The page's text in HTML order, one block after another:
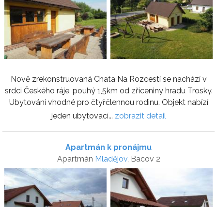
Nově zrekonstruovaná Chata Na Rozcestí se nachází v
srdci Českého ráje, pouhý 1,5km od zříceniny hradu Trosky.
Ubytování vhodné pro čtyřčlennou rodinu. Objekt nabízí
jeden ubytovací... zobrazit detail
Apartmán k pronájmu
Apartmán Mladějov, Bacov 2